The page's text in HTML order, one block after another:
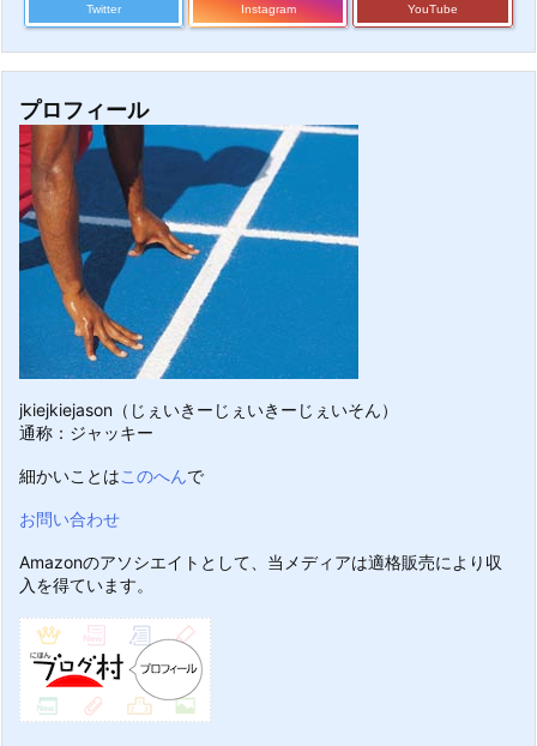
Twitter Instagram YouTube
プロフィール
jkiejkiejason（じぇいきーじぇいきーじぇいそん）
通称：ジャッキー
細かいことはこのへんで
お問い合わせ
Amazonのアソシエイトとして、当メディアは適格販売により収
入を得ています。